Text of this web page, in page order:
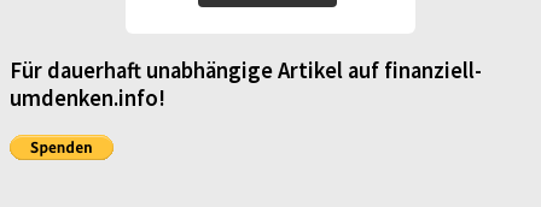
Für dauerhaft unabhängige Artikel auf finanziell-
umdenken.info!